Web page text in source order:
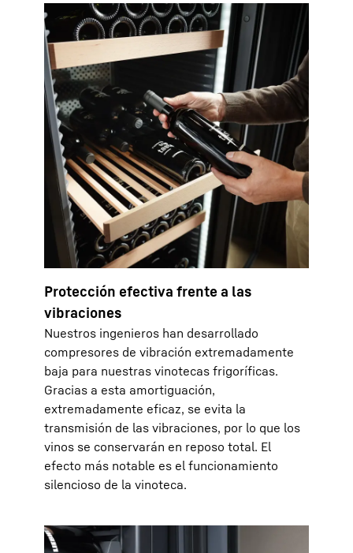
Protección efectiva frente a las
vibraciones
Nuestros ingenieros han desarrollado
compresores de vibración extremadamente
baja para nuestras vinotecas frigoríficas.
Gracias a esta amortiguación,
extremadamente eficaz, se evita la
transmisión de las vibraciones, por lo que los
vinos se conservarán en reposo total. El
efecto más notable es el funcionamiento
silencioso de la vinoteca.